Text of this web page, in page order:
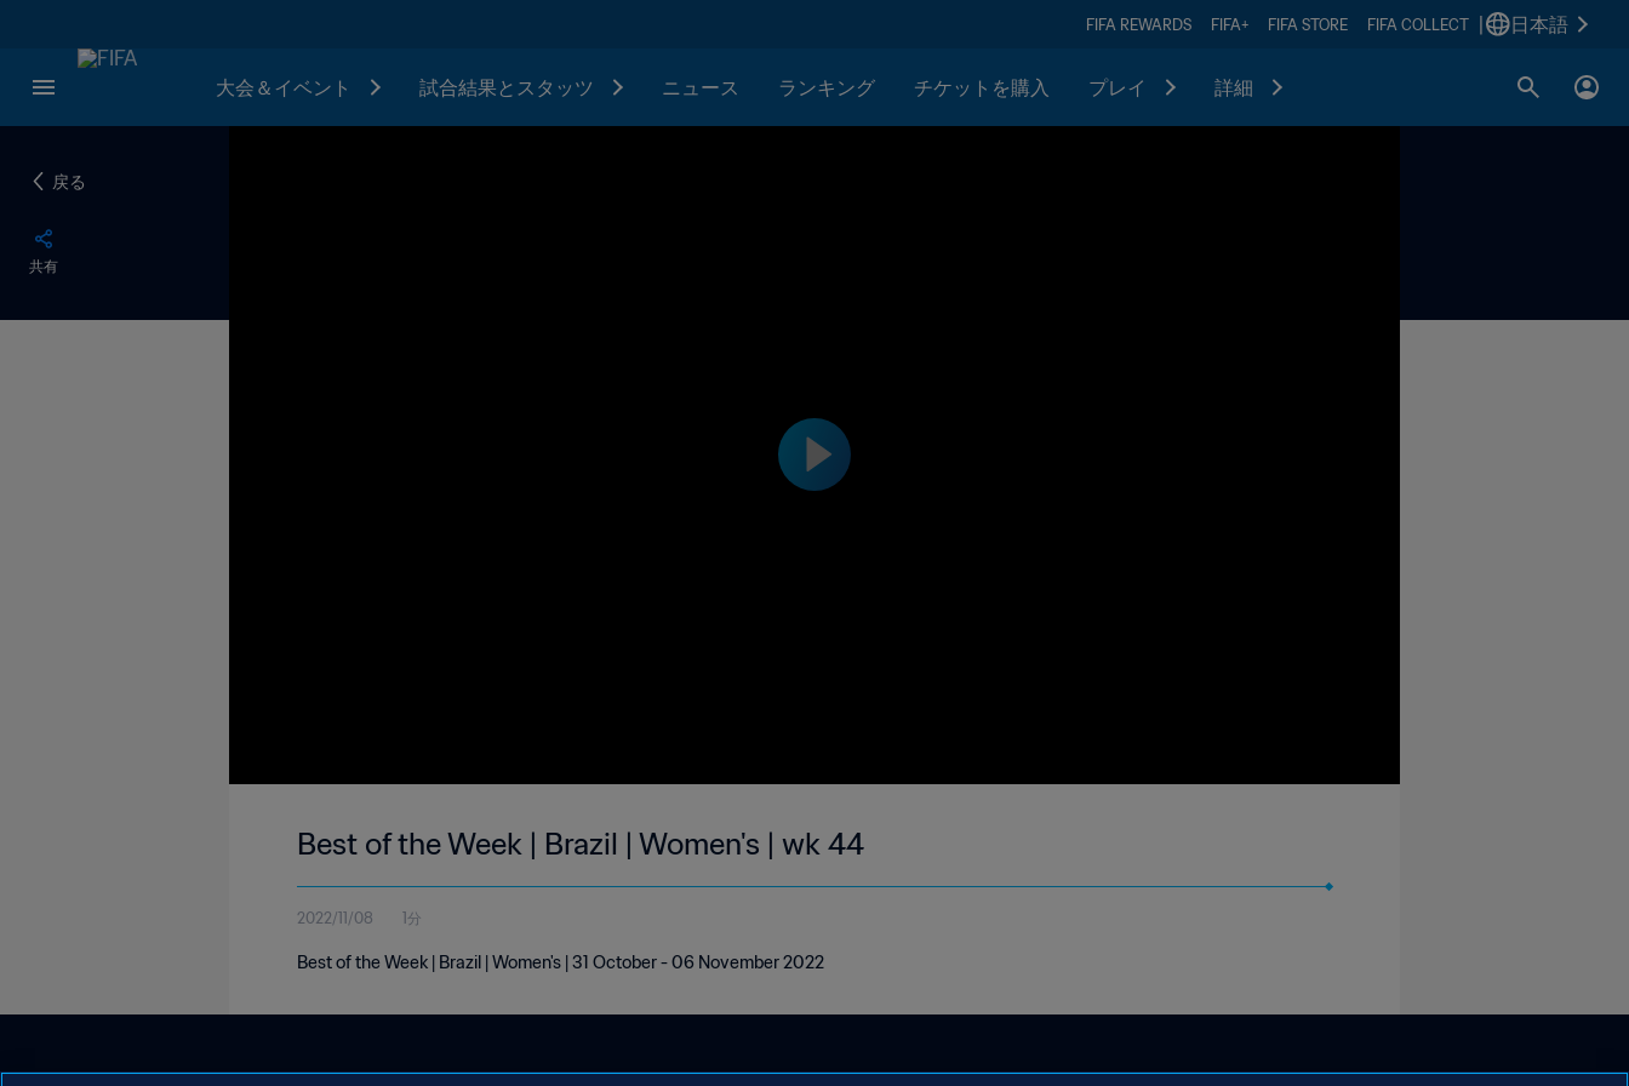
FIFA REWARDS FIFA+ FIFA STORE FIFA COLLECT 日本語
大会＆イベント 試合結果とスタッツ ニュース ランキング チケットを購入 プレイ 詳細
戻る
共有
Best of the Week | Brazil | Women's | wk 44
2022/11/08 1分
Best of the Week | Brazil | Women's | 31 October - 06 November 2022